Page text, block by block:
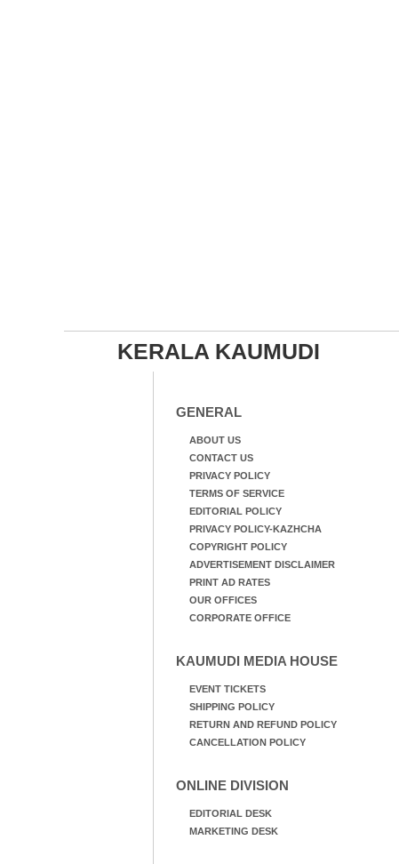
KERALA KAUMUDI
GENERAL
ABOUT US
CONTACT US
PRIVACY POLICY
TERMS OF SERVICE
EDITORIAL POLICY
PRIVACY POLICY-KAZHCHA
COPYRIGHT POLICY
ADVERTISEMENT DISCLAIMER
PRINT AD RATES
OUR OFFICES
CORPORATE OFFICE
KAUMUDI MEDIA HOUSE
EVENT TICKETS
SHIPPING POLICY
RETURN AND REFUND POLICY
CANCELLATION POLICY
ONLINE DIVISION
EDITORIAL DESK
MARKETING DESK